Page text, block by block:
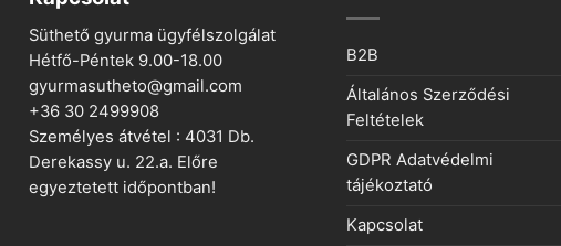
Süthető gyurma ügyfélszolgálat
Hétfő-Péntek 9.00-18.00
gyurmasutheto@gmail.com
+36 30 2499908
Személyes átvétel : 4031 Db.
Derekassy u. 22.a. Előre
egyeztetett időpontban!
B2B
Általános Szerződési
Feltételek
GDPR Adatvédelmi
tájékoztató
Kapcsolat